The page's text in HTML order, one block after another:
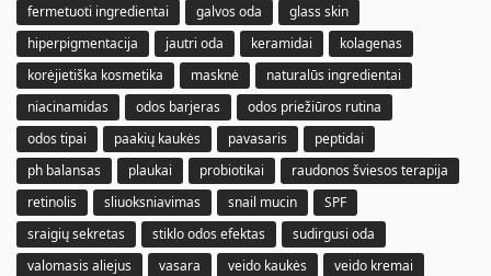
fermetuoti ingredientai
galvos oda
glass skin
hiperpigmentacija
jautri oda keramidai
kolagenas
korėjietiška kosmetika
masknė
naturalūs ingredientai
niacinamidas
odos barjeras
odos priežiūros rutina
odos tipai
paakių kaukės pavasaris
peptidai
ph balansas
plaukai probiotikai
raudonos šviesos terapija
retinolis
sliuoksniavimas snail mucin
SPF
sraigių sekretas
stiklo odos efektas
sudirgusi oda
valomasis aliejus
vasara veido kaukės
veido kremai